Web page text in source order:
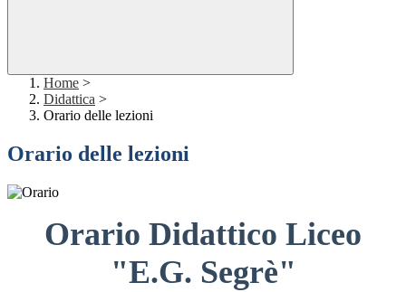
Home >
Didattica >
Orario delle lezioni
Orario delle lezioni
Orario Didattico Liceo
"E.G. Segrè"